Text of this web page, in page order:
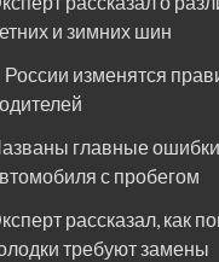
и зимних шин
России изменятся
главные
с пробегом
рассказал, как
требуют замены